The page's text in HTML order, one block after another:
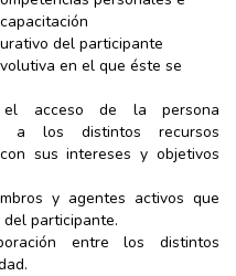
del participante
en el que éste se
el acceso de la persona
a los distintos recursos
sus intereses y objetivos
y agentes activos que
participante.
entre los distintos